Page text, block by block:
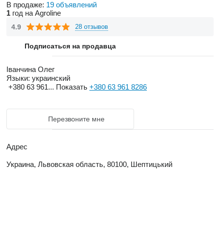
В продаже: 19 объявлений
1 год на Agroline
4.9 28 отзывов
Подписаться на продавца
Іванчина Олег
Языки: украинский
+380 63 961... Показать +380 63 961 8286
Перезвоните мне
Адрес
Украина, Львовская область, 80100, Шептицький